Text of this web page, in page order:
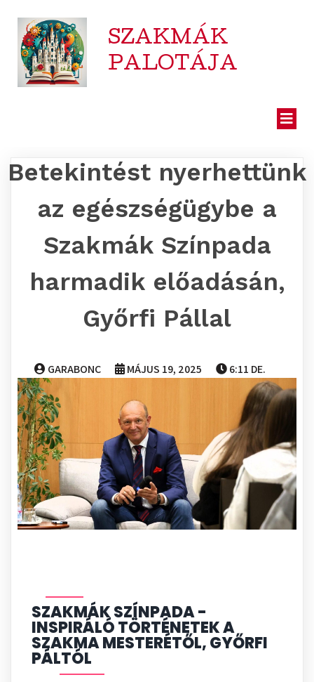
SZAKMÁK
PALOTÁJA
Betekintést nyerhettünk
az egészségügybe a
Szakmák Színpada
harmadik előadásán,
Győrfi Pállal
GARABONC MÁJUS 19, 2025 6:11 DE.
SZAKMÁK SZÍNPADA -
INSPIRÁLÓ TÖRTÉNETEK A
SZAKMA MESTERÉTŐL,GYŐRFI
PÁLTÓL